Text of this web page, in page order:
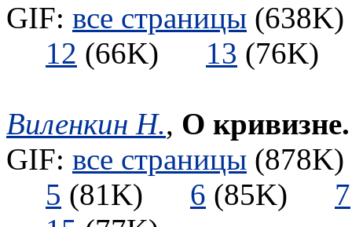
GIF: все страницы
12 (66K) 13
Виленкин Н., О кривизне.
GIF: все страницы
5 (81K) 6 (85K) 7